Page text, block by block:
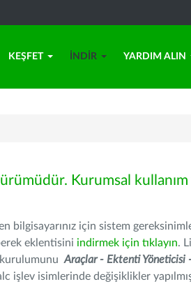
KEŞFET İNDIR YARDIM ALIN
Kurumsal kullanım
bilgisayarınız için sistem
eklentisini indirmek için tıklayın.
Araçlar - Ektenti Yöneticisi
işlev isimlerinde değişiklikler